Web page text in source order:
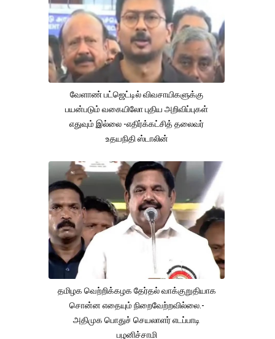
வேளாண் பட்ஜெட்டில் விவசாயிகளுக்கு
பயன்படும் வகையிலோ புதிய அறிவிப்புகள்
எதுவும் இல்லை -எதிர்க்கட்சித் தலைவர்
உதயநிதி ஸ்டாலின்
தமிழக வெற்றிக்கழக தேர்தல் வாக்குறுதியாக
சொன்ன எதையும் நிறைவேற்றவில்லை.-
அதிமுக பொதுச் செயலாளர் எடப்பாடி
பழனிச்சாமி